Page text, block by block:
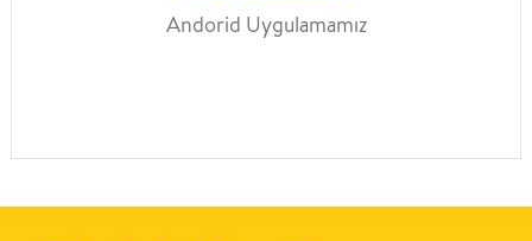
Andorid Uygulamamız